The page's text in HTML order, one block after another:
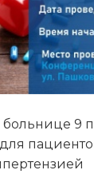
больнице 9